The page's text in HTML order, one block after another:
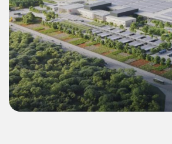
商业
乐高（LEGO）平阳二期超级工
变器 & 22.4 MWh 电池储能系
色能源解决方案